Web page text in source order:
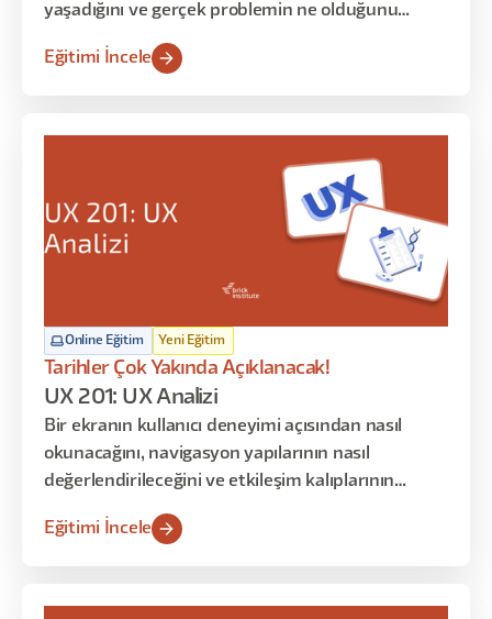
yaşadığını ve gerçek problemin ne olduğunu
araştırma gibi kavramları ezberletmek yerine
Eğitimi İncele
Online Eğitim Yeni Eğitim
Tarihler Çok Yakında Açıklanacak!
UX 201: UX Analizi
Bir ekranın kullanıcı deneyimi açısından nasıl
okunacağını, navigasyon yapılarının nasıl
değerlendirileceğini ve etkileşim kalıplarının
öğrenirsiniz. Bu programın amacı tasarım
Eğitimi İncele